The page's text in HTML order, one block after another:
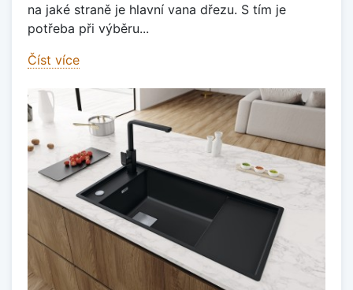
na jaké straně je hlavní vana dřezu. S tím je
potřeba při výběru...
Číst více